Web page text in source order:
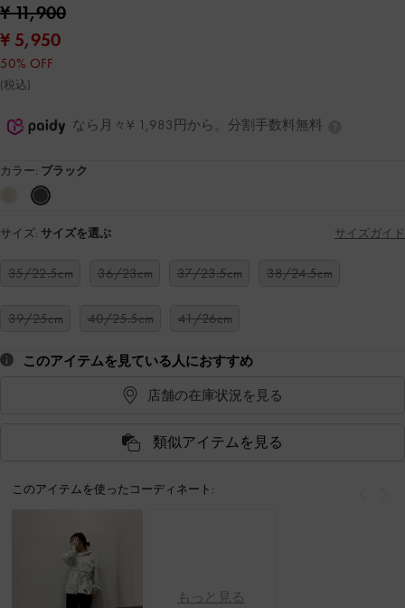
¥ 11,900
¥ 5,950
50% OFF
(税込)
なら月々¥ 1,983円から。分割手数料無料
カラー: ブラック
サイズ: サイズを選ぶ サイズガイド
35/22.5cm 36/23cm 37/23.5cm 38/24.5cm
39/25cm 40/25.5cm 41/26cm
このアイテムを見ている人におすすめ
店舗の在庫状況を見る
類似アイテムを見る
このアイテムを使ったコーディネート:
もっと見る